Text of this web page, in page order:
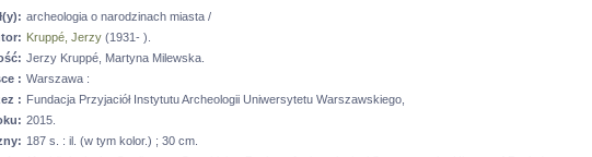
archeologia o narodzinach miasta /
Kruppé, Jerzy (1931- ).
Jerzy Kruppé, Martyna Milewska.
: Warszawa :
: Fundacja Przyjaciół Instytutu Archeologii Uniwersytetu Warszawskiego,
2015.
187 s. : il. (w tym kolor.) ; 30 cm.